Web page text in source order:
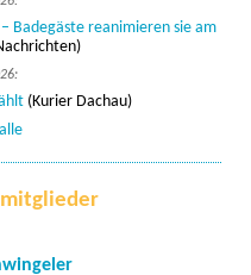
Badegäste reanimieren sie am
(Kurier Dachau)